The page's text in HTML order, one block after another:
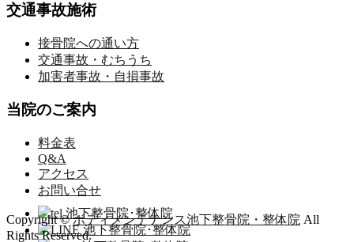
交通事故施術
接骨院への通い方
交通事故・むちうち
加害者事故・自損事故
当院のご案内
料金表
Q&A
アクセス
お問い合せ
Copyright ©ボディメンテナンス池下整骨院・整体院 All
Rights Reserved.